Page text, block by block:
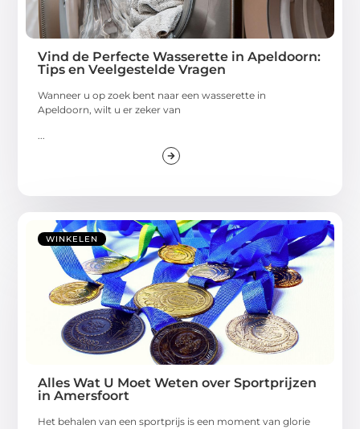
Vind de Perfecte Wasserette in Apeldoorn:
Tips en Veelgestelde Vragen
Wanneer u op zoek bent naar een wasserette in
Apeldoorn, wilt u er zeker van
...
WINKELEN
Alles Wat U Moet Weten over Sportprijzen
in Amersfoort
Het behalen van een sportprijs is een moment van glorie